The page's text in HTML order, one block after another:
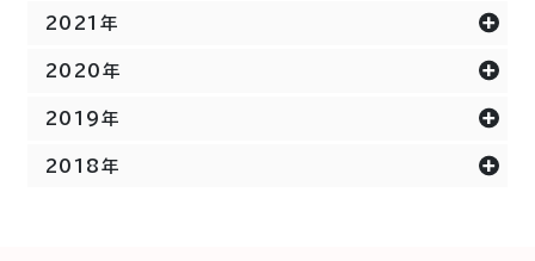
2021年
2020年
2019年
2018年